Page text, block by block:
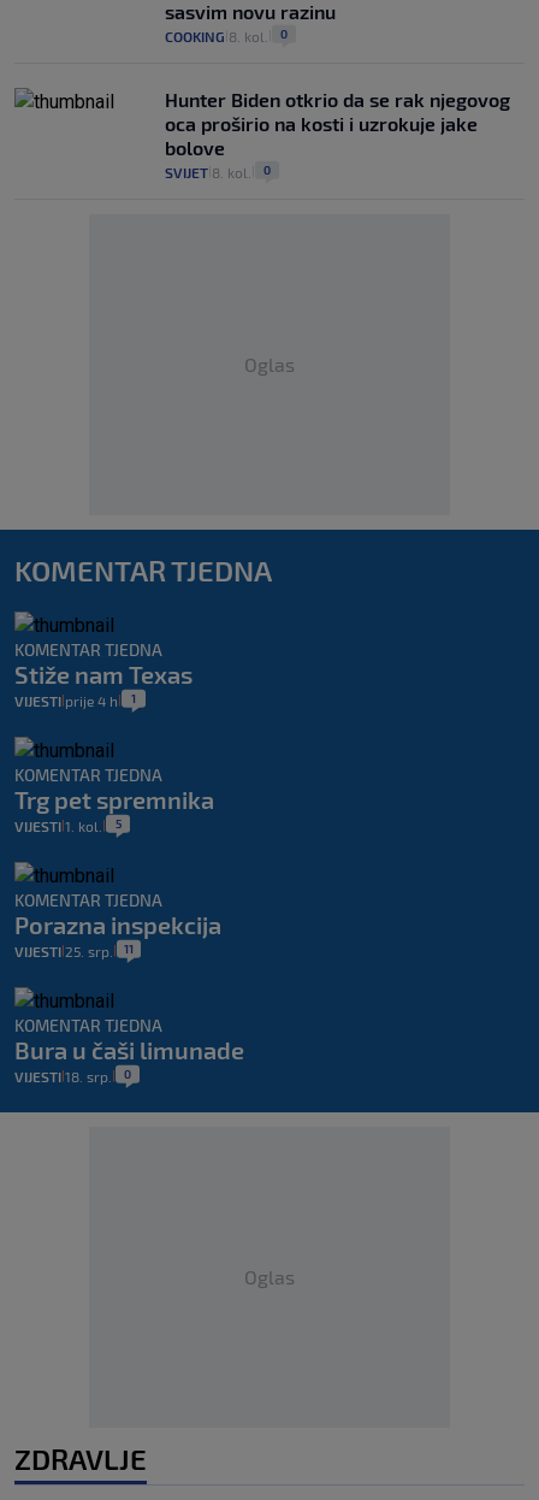
sasvim novu razinu
COOKING 8. kol. 0
Hunter Biden otkrio da se rak njegovog
oca proširio na kosti i uzrokuje jake
bolove
SVIJET 8. kol. 0
Oglas
KOMENTAR TJEDNA
KOMENTAR TJEDNA
Stiže nam Texas
VIJESTI prije 4 h 1
KOMENTAR TJEDNA
Trg pet spremnika
VIJESTI 1. kol. 5
KOMENTAR TJEDNA
Porazna inspekcija
VIJESTI 25. srp. 11
KOMENTAR TJEDNA
Bura u čaši limunade
VIJESTI 18. srp. 0
Oglas
ZDRAVLJE